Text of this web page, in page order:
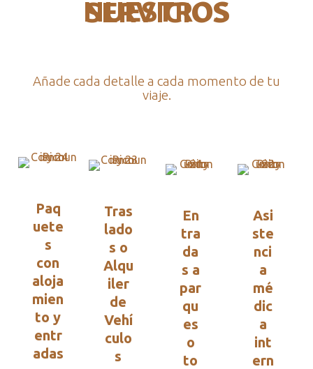
NUESTROS SERVICIOS
Añade cada detalle a cada momento de tu
viaje.
Paq
uete
s
con
aloja
mien
to y
entr
adas
Tras
lado
s o
Alqu
iler
de
Vehí
culo
s
En
tra
da
s a
par
qu
es
o
to
Asi
ste
nci
a
mé
dic
a
int
ern